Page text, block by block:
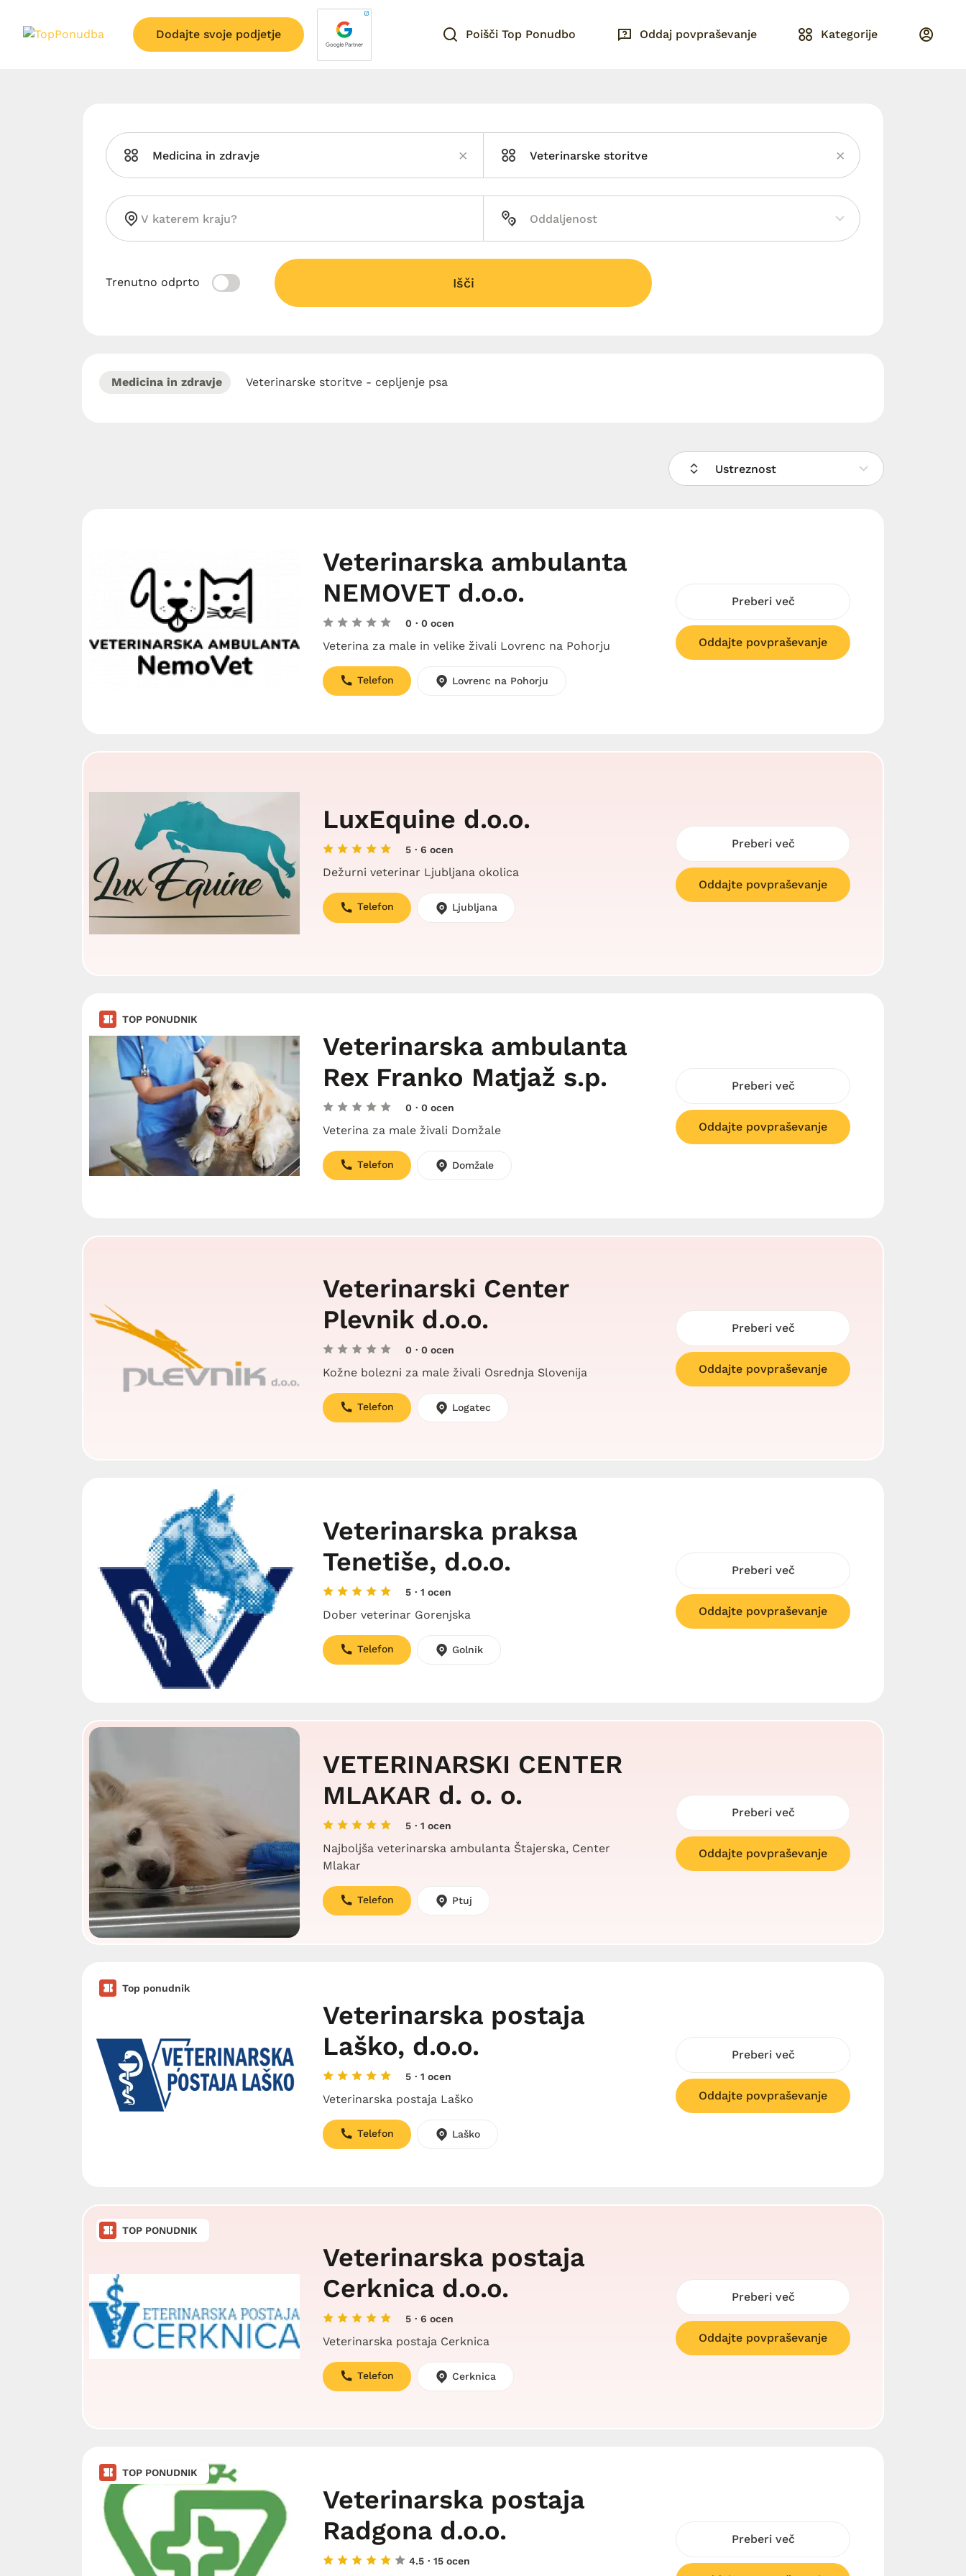
Dodajte svoje podjetje Poišči Top Ponudbo Oddaj povpraševanje Kategorije
Medicina in zdravje Veterinarske storitve
Trenutno odprto Išči
Medicina in zdravje Veterinarske storitve - cepljenje psa
Ustreznost
Veterinarska ambulanta
NEMOVET d.o.o.
0 · 0 ocen
Veterina za male in velike živali Lovrenc na Pohorju
Telefon Lovrenc na Pohorju
Preberi več
Oddajte povpraševanje
LuxEquine d.o.o.
5 · 6 ocen
Dežurni veterinar Ljubljana okolica
Telefon Ljubljana
Preberi več
Oddajte povpraševanje
TOP PONUDNIK
Veterinarska ambulanta
Rex Franko Matjaž s.p.
0 · 0 ocen
Veterina za male živali Domžale
Telefon Domžale
Preberi več
Oddajte povpraševanje
Veterinarski Center
Plevnik d.o.o.
0 · 0 ocen
Kožne bolezni za male živali Osrednja Slovenija
Telefon Logatec
Preberi več
Oddajte povpraševanje
Veterinarska praksa
Tenetiše, d.o.o.
5 · 1 ocen
Dober veterinar Gorenjska
Telefon Golnik
Preberi več
Oddajte povpraševanje
VETERINARSKI CENTER
MLAKAR d. o. o.
5 · 1 ocen
Najboljša veterinarska ambulanta Štajerska, Center
Mlakar
Telefon Ptuj
Preberi več
Oddajte povpraševanje
Top ponudnik
Veterinarska postaja
Laško, d.o.o.
5 · 1 ocen
Veterinarska postaja Laško
Telefon Laško
Preberi več
Oddajte povpraševanje
TOP PONUDNIK
Veterinarska postaja
Cerknica d.o.o.
5 · 6 ocen
Veterinarska postaja Cerknica
Telefon Cerknica
Preberi več
Oddajte povpraševanje
TOP PONUDNIK
Veterinarska postaja
Radgona d.o.o.
4.5 · 15 ocen
Preberi več